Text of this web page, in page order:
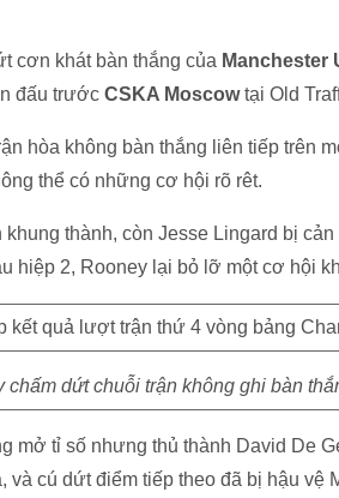
cơn khát bàn thắng của Manchester
đấu trước CSKA Moscowtại Old
hòa không bàn thắng liên tiếp trên
thể có những cơ hội rõ rêt.
khung thành, còn Jesse Lingard bị
hiệp 2, Rooney lại bỏ lỡ một cơ hội
chấm dứt chuỗi trận không ghi bàn
mở tỉ số nhưng thủ thành David De
và cú dứt điểm tiếp theo đã bị hậu vệ